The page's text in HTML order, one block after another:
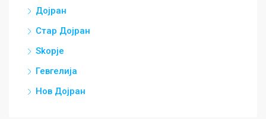
Дојран
Стар Дојран
Skopje
Гевгелија
Нов Дојран